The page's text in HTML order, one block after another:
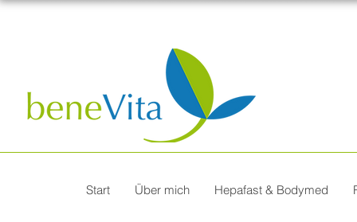
Start Über mich Hepafast & Bodymed